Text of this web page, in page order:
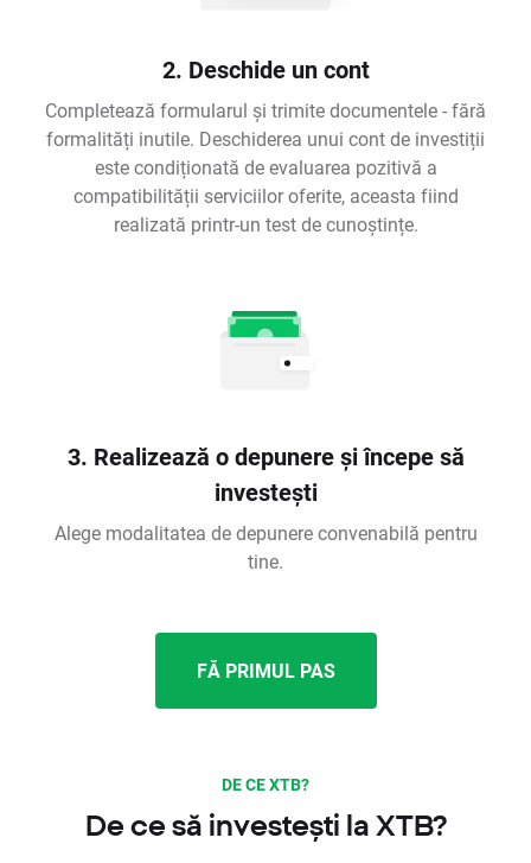
2. Deschide un cont
Completează formularul și trimite documentele - fără
formalități inutile. Deschiderea unui cont de investiții
este condiționată de evaluarea pozitivă a
compatibilității serviciilor oferite, aceasta fiind
realizată printr-un test de cunoștințe.
3. Realizează o depunere și începe să
investești
Alege modalitatea de depunere convenabilă pentru
tine.
FĂ PRIMUL PAS
DE CE XTB?
De ce să investești la XTB?